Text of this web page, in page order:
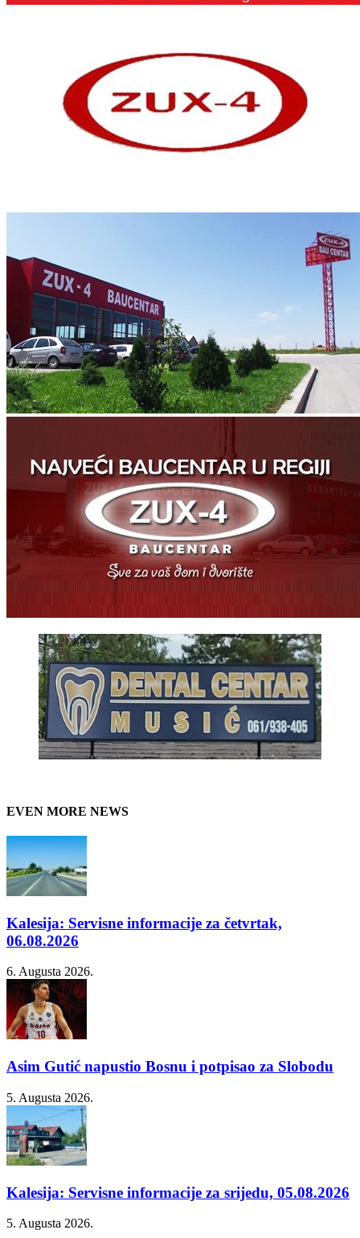
EVEN MORE NEWS
Kalesija: Servisne informacije za četvrtak,
06.08.2026
6. Augusta 2026.
Asim Gutić napustio Bosnu i potpisao za Slobodu
5. Augusta 2026.
Kalesija: Servisne informacije za srijedu, 05.08.2026
5. Augusta 2026.